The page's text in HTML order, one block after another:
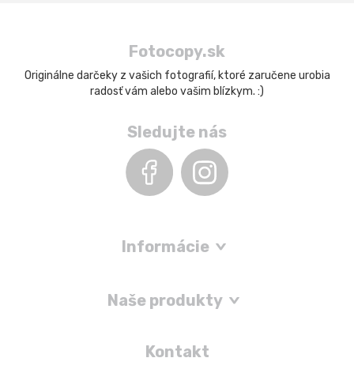
Fotocopy.sk
Originálne darčeky z vašich fotografií, ktoré zaručene urobia
radosť vám alebo vašim blízkym. :)
Sledujte nás
Informácie
Naše produkty
Kontakt